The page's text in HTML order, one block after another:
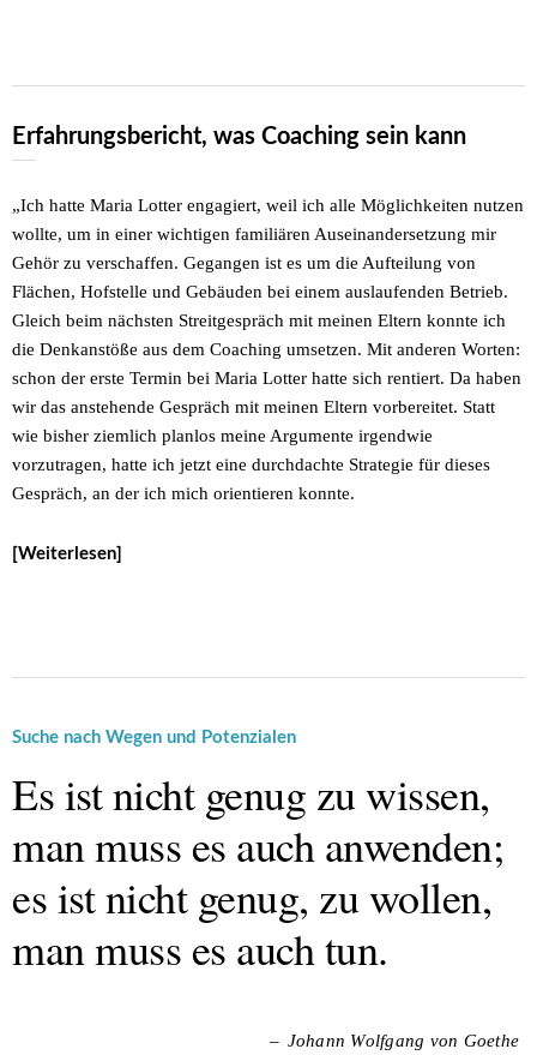
Erfahrungsbericht, was Coaching sein kann
„Ich hatte Maria Lotter engagiert, weil ich alle Möglichkeiten nutzen
wollte, um in einer wichtigen familiären Auseinandersetzung mir
Gehör zu verschaffen. Gegangen ist es um die Aufteilung von
Flächen, Hofstelle und Gebäuden bei einem auslaufenden Betrieb.
Gleich beim nächsten Streitgespräch mit meinen Eltern konnte ich
die Denkanstöße aus dem Coaching umsetzen. Mit anderen Worten:
schon der erste Termin bei Maria Lotter hatte sich rentiert. Da haben
wir das anstehende Gespräch mit meinen Eltern vorbereitet. Statt
wie bisher ziemlich planlos meine Argumente irgendwie
vorzutragen, hatte ich jetzt eine durchdachte Strategie für dieses
Gespräch, an der ich mich orientieren konnte.
Weiterlesen
Suche nach Wegen und Potenzialen
Es ist nicht genug zu wissen,
man muss es auch anwenden;
es ist nicht genug, zu wollen,
man muss es auch tun.
Johann Wolfgang von Goethe